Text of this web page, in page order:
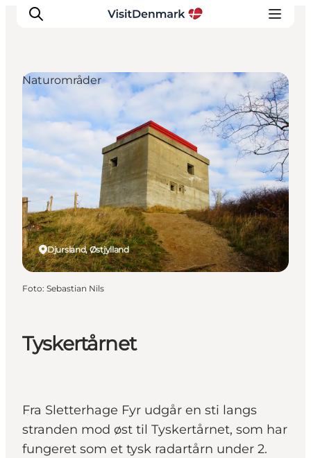
Inspiration
Destinationer
Oplevelser
Overnatning
Planlæg ferien
Tyskertårnet
Fra Sletterhage Fyr udgår en sti langs
stranden mod øst til Tyskertårnet, som har
fungeret som et tysk radartårn under 2.
Djursland, Østjylland
Naturområder
Foto: Sebastian Nils